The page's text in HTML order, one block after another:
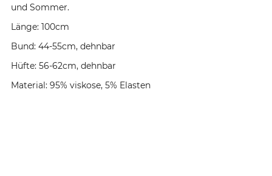
und Sommer.
Länge: 100cm
Bund: 44-55cm, dehnbar
Hüfte: 56-62cm, dehnbar
Material: 95% viskose, 5% Elasten